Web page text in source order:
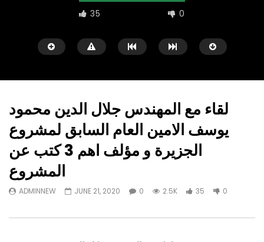
35 0
Watch Later
31:56
سكاي نيوز عربية – أزمة نورد ستريم مزيد
من التأزيم أم مفتاح للحل؟ Prof. Allam
Ahmed
02:27:52
– مؤتمر مستقبل
JANUARY 3, 2022
لقاء مع المهندس جلال الدين محمود
يوسف الامين العام السابق لمشروع
الجزيرة و مؤلف اهم 3 كتب عن
المشروع
ADMINNEW JUNE 21, 2020 0 2.5K 35 0